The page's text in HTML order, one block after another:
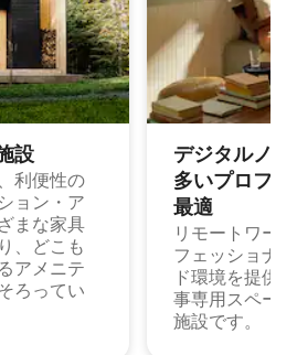
設
利便性の
ョン・ア
まな家具
、どこも
アメニテ
ろってい
デジタルノ
多⁠いプ⁠ロ⁠フ⁠
最⁠適
リモートワー
フェッショナ
ド環境を提供
事専用スペー
施設です。